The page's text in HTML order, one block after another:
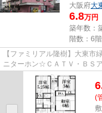
大阪府大
6.8万円
築年数：
階数：6
【ファミリアル隆樹】大東
ニターホン☆ＣＡＴＶ・ＢＳ
☆室内洗濯機置場有り☆ペット
(